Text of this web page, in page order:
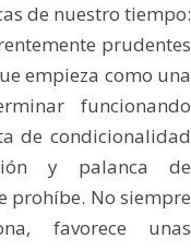
de nuestro tiempo:
prudentes
empieza como una
funcionando
de condicionalidad
y palanca de
prohíbe. No siempre
favorece unas